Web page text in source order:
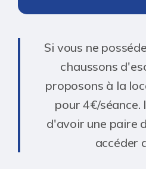
Si vous ne
chaussons
proposons à la
pour 4€/
d'avoir une paire
accéder